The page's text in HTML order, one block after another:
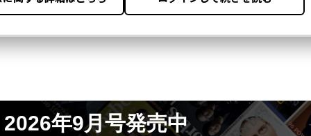
2026年9月号発売中